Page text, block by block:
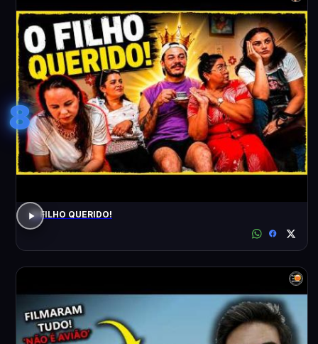
8
O FILHO QUERIDO!